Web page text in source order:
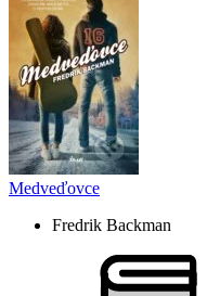
Medveďovce
Fredrik Backman